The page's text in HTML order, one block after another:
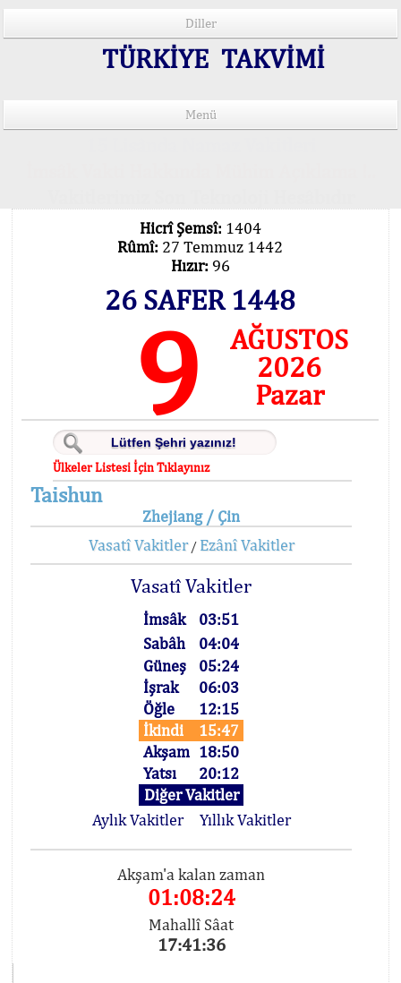
Diller
TÜRKİYE TAKVİMİ
Menü
Hicrî Şemsî: 1404
Rûmî: 27 Temmuz 1442
Hızır: 96
26 SAFER 1448
9
AĞUSTOS
2026
Pazar
Ülkeler Listesi İçin Tıklayınız
Taishun
Zhejiang / Çin
Vasatî Vakitler/ Ezânî Vakitler
Vasatî Vakitler
İmsâk
03:51
Sabâh
04:04
Güneş
05:24
İşrak
06:03
Öğle
12:15
İkindi
15:47
Akşam 18:50
Yatsı
20:12
Diğer Vakitler
Aylık Vakitler
Yıllık Vakitler
Akşam'a kalan zaman
01:08:24
Mahallî Sâat
17:41:36